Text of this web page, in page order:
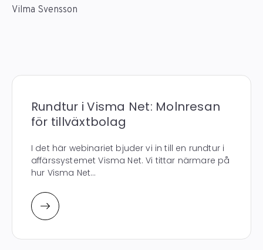
Vilma Svensson
Rundtur i Visma Net: Molnresan
för tillväxtbolag
I det här webinariet bjuder vi in till en rundtur i
affärssystemet Visma Net. Vi tittar närmare på
hur Visma Net...